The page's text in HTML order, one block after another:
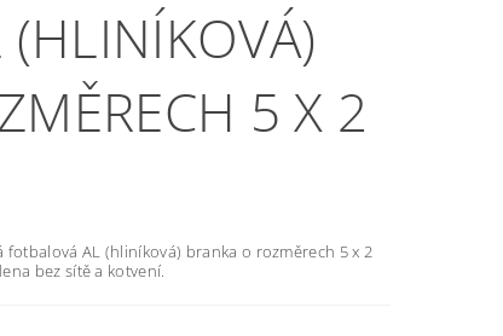
(HLINÍKOVÁ)
5 X 2
fotbalová AL (hliníková) branka o rozměrech 5 x 2
bez sítě a kotvení.